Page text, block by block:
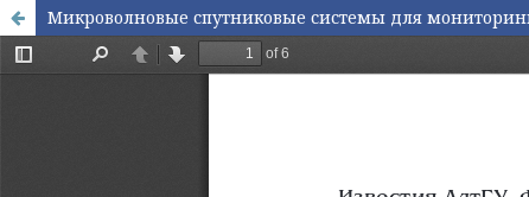
Микроволновые спутниковые системы для